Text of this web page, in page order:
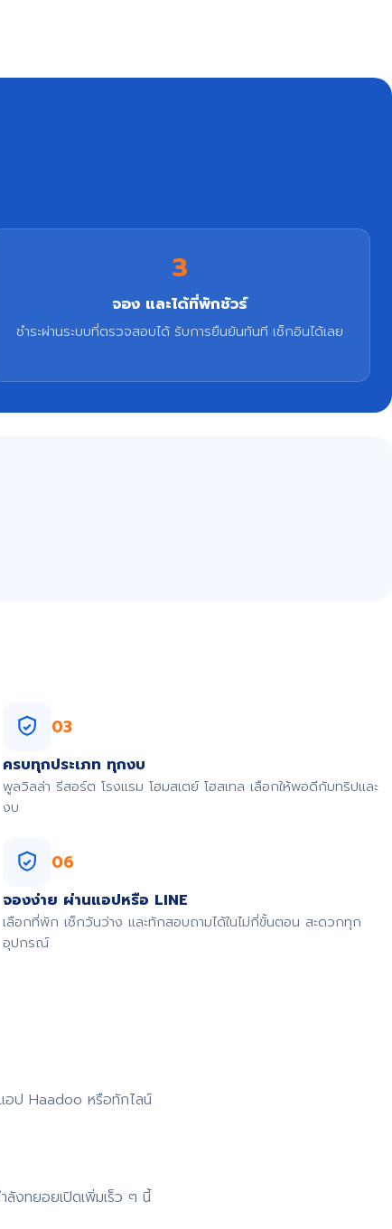
3
จอง และได้ที่พักชัวร์
ชำระผ่านระบบที่ตรวจสอบได้ รับการยืนยันทันที เช็กอินได้เลย
03
ครบทุกประเภท ทุกงบ
พูลวิลล่า รีสอร์ต โรงแรม โฮมสเตย์ โฮสเทล เลือกให้พอดีกับทริปและ
งบ
06
จองง่าย ผ่านแอปหรือ LINE
เลือกที่พัก เช็กวันว่าง และทักสอบถามได้ในไม่กี่ขั้นตอน สะดวกทุก
อุปกรณ์
อป Haadoo หรือทักไลน์
งทยอยเปิดเพิ่มเร็ว ๆ นี้